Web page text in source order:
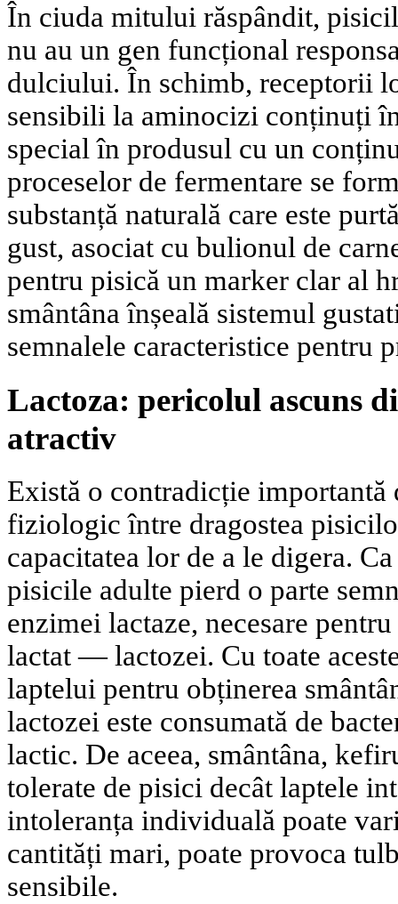
În ciuda mitului răspândit,
nu au un gen funcțional
dulciului. În schimb, receptorii
sensibili la aminocizi conținuți
special în produsul cu un
proceselor de fermentare se
substanță naturală care este
gust, asociat cu bulionul de
pentru pisică un marker clar al
smântâna înșeală sistemul
semnalele caracteristice pentru
Lactoza: pericolul ascuns
atractiv
Există o contradicție importantă
fiziologic între dragostea
capacitatea lor de a le digera.
pisicile adulte pierd o parte
enzimei lactaze, necesare
lactat — lactozei. Cu toate
laptelui pentru obținerea
lactozei este consumată de
lactic. De aceea, smântâna,
tolerate de pisici decât laptele
intoleranța individuală poate
cantități mari, poate provoca
sensibile.